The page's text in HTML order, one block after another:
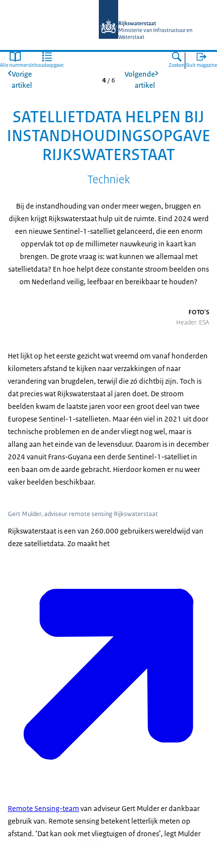
Rijkswaterstaat
Ministerie van Infrastructuur en
Waterstaat
Alle nummers Inhoudsopgave Zoeken Sluit magazine
Vorige
artikel
4 / 6
Volgende
artikel
SATELLIETDATA HELPEN BIJ
INSTANDHOUDINGSOPGAVE
RIJKSWATERSTAAT
Techniek
Bij de instandhouding van onder meer wegen, bruggen en
dijken krijgt Rijkswaterstaat hulp uit de ruimte. Eind 2024 werd
een nieuwe Sentinel-1-satelliet gelanceerd, die een enorm
oppervlak tot op de millimeter nauwkeurig in kaart kan
brengen. De grote vraag is: wat kunnen we allemaal met
satellietdata? En hoe helpt deze constante stroom beelden ons
om Nederland veilig, leefbaar en bereikbaar te houden?
FOTO'S
Header: ESA
Het lijkt op het eerste gezicht wat vreemd om vanaf honderden
kilometers afstand te kijken naar verzakkingen of naar
verandering van brugdelen, terwijl die zó dichtbij zijn. Toch is
dat precies wat Rijkswaterstaat al jaren doet. De stroom
beelden kwam de laatste jaren voor een groot deel van twee
Europese Sentinel-1-satellieten. Maar één viel in 2021 uit door
technische problemen en de ander vliegt nog wel, maar is
allang aan het einde van de levensduur. Daarom is in december
2024 vanuit Frans-Guyana een derde Sentinel-1-satelliet in
een baan om de aarde gebracht. Hierdoor komen er nu weer
vaker beelden beschikbaar.
Gert Mulder, adviseur remote sensing Rijkswaterstaat
Rijkswaterstaat is een van 260.000 gebruikers wereldwijd van
deze satellietdata. Zo maakt het
Remote Sensing-team van adviseur Gert Mulder er dankbaar
gebruik van. Remote sensing betekent letterlijk meten op
afstand. ‘Dat kan ook met vliegtuigen of drones’, legt Mulder